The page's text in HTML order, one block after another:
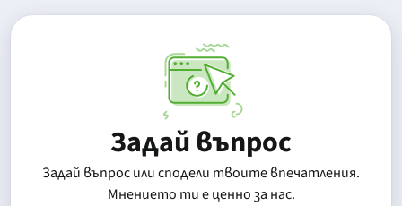
Задай въпрос
Задай въпрос или сподели твоите впечатления.
Mнението ти е ценно за нас.